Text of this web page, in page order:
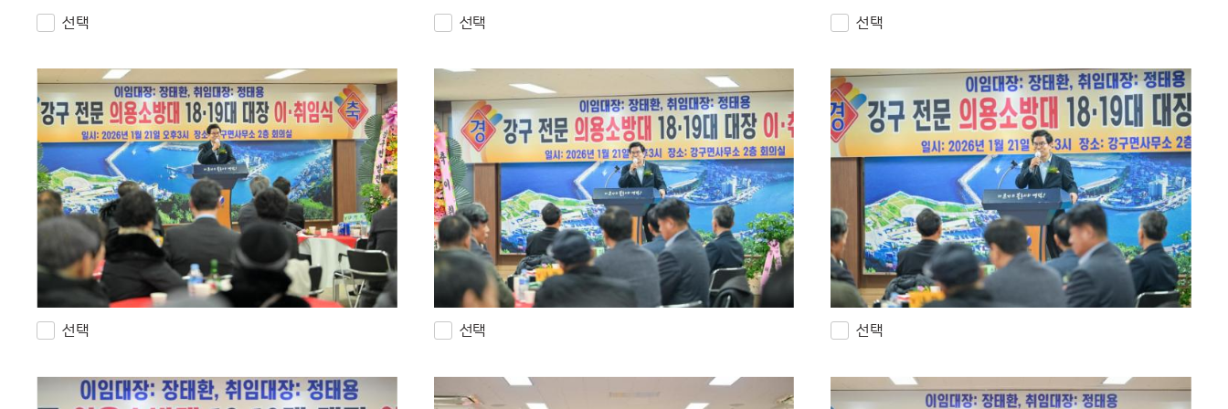
선택 선택 선택
선택 선택 선택